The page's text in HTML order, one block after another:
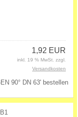
1,92 EUR
inkl. 19 % MwSt. zzgl.
Versandkosten